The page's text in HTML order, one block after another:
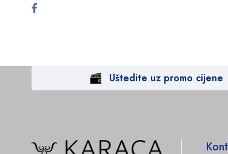
Uštedite uz promo cijene